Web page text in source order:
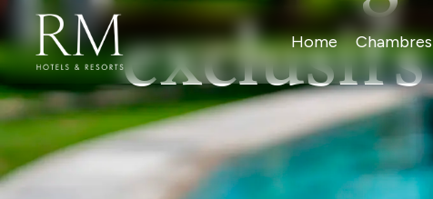
Home Chambres
exclusifs